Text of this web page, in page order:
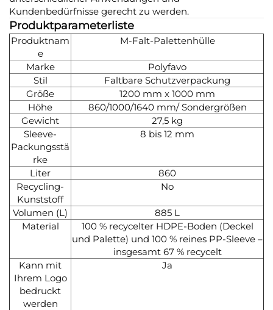
Kundenbedürfnisse gerecht zu werden.
Produktparameterliste
Produktnam
e
M-Falt-Palettenhülle
Marke
Polyfavo
Stil
Faltbare Schutzverpackung
Größe
1200 mm x 1000 mm
Höhe
860/1000/1640 mm/ Sondergrößen
Gewicht
27,5 kg
Sleeve-
Packungsstä
rke
8 bis 12 mm
Liter
860
Recycling-
Kunststoff
No
Volumen (L)
885 L
Material
100 % recycelter HDPE-Boden (Deckel
und Palette) und 100 % reines PP-Sleeve –
insgesamt 67 % recycelt
Kann mit
Ihrem Logo
bedruckt
werden
Ja